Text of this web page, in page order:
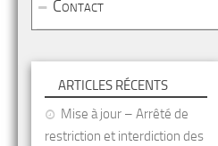
Contact
ARTICLES RÉCENTS
Mise à jour – Arrêté de
restriction et interdiction des